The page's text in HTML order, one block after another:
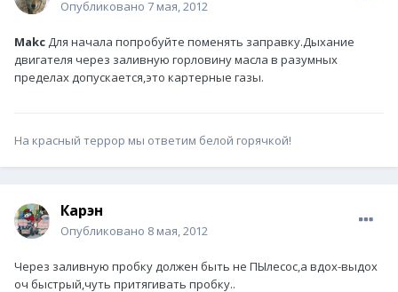
Опубликовано 7 мая, 2012
MakcДля начала попробуйте поменять заправку.Дыхание
двигателя через заливную горловину масла в разумных
пределах допускается,это картерные газы.
На красный террор мы ответим белой горячкой!
Карэн
Опубликовано 8 мая, 2012
Через заливную пробку должен быть не ПЫлесос,а вдох-выдох
оч быстрый,чуть притягивать пробку..